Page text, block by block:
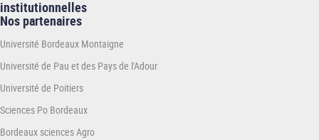
institutionnelles
Nos partenaires
Université Bordeaux Montaigne
Université de Pau et des Pays de l'Adour
Université de Poitiers
Sciences Po Bordeaux
Bordeaux sciences Agro